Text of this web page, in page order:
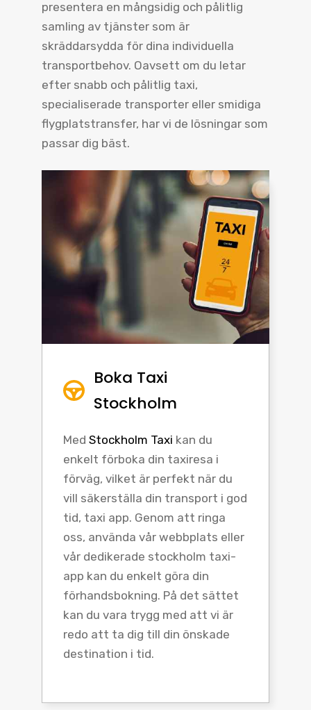
presentera en mångsidig och pålitlig
samling av tjänster som är
skräddarsydda för dina individuella
transportbehov. Oavsett om du letar
efter snabb och pålitlig taxi,
specialiserade transporter eller smidiga
flygplatstransfer, har vi de lösningar som
passar dig bäst.
Boka Taxi
Stockholm
Med Stockholm Taxi kan du
enkelt förboka din taxiresa i
förväg, vilket är perfekt när du
vill säkerställa din transport i god
tid, taxi app. Genom att ringa
oss, använda vår webbplats eller
vår dedikerade stockholm taxi-
app kan du enkelt göra din
förhandsbokning. På det sättet
kan du vara trygg med att vi är
redo att ta dig till din önskade
destination i tid.